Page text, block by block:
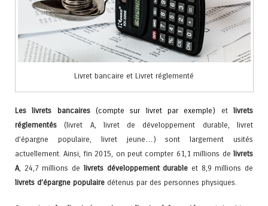
Livret bancaire et Livret réglementé
Les livrets bancaires(compte sur livret par exemple) etlivrets
réglementés (livret A, livret de développement durable, livret
d’épargne populaire, livret jeune…) sont largement usités
actuellement. Ainsi, fin 2015, on peut compter 61,1 millions de livrets
A, 24,7 millions de livrets développement durable et 8,9 millions de
livrets d’épargne populaire détenus par des personnes physiques.